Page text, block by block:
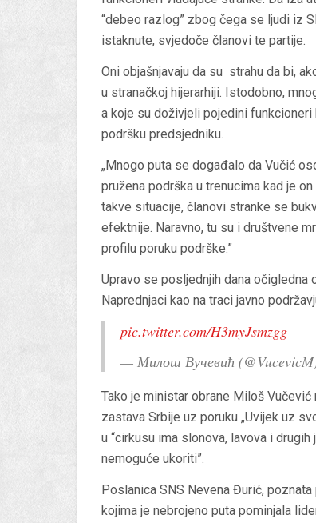
“debeo razlog” zbog čega se ljudi iz
istaknute, svjedoče članovi te partije.
Oni objašnjavaju da su strahu da bi,
u stranačkoj hijerarhiji. Istodobno,
a koje su doživjeli pojedini
podršku predsjedniku.
„Mnogo puta se događalo da Vučić
pružena podrška u trenucima kad je
takve situacije, članovi stranke se
efektnije. Naravno, tu su i društvene
profilu poruku podrške.”
Upravo se posljednjih dana očigledna
Naprednjaci kao na traci javno
pic.twitter.com/H3myJsmzgg
— Милош Вучевић
Tako je ministar obrane Miloš
zastava Srbije uz poruku „Uvijek uz
u “cirkusu ima slonova, lavova i
nemoguće ukoriti”.
Poslanica SNS Nevena Đurić,
kojima je nebrojeno puta pominjala